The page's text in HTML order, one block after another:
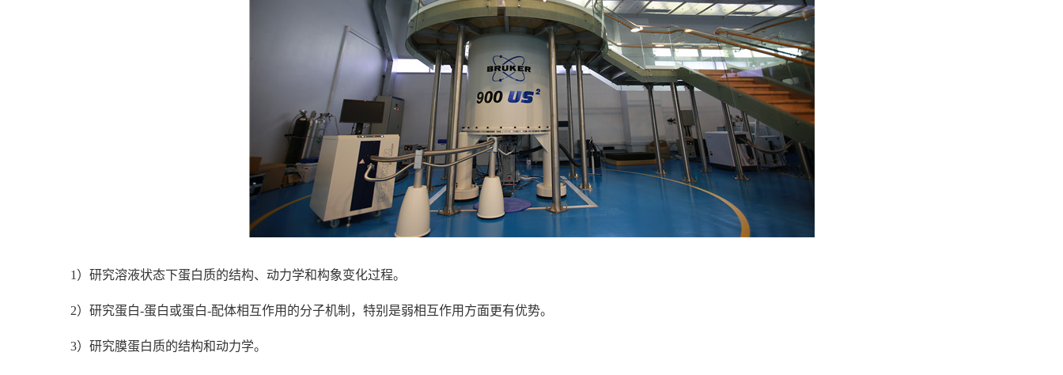
1）研究溶液状态下蛋白质的结构、动力学和构象变化过程。
2）研究蛋白-蛋白或蛋白-配体相互作用的分子机制，特别是弱相互作用方面更有优势。
3）研究膜蛋白质的结构和动力学。